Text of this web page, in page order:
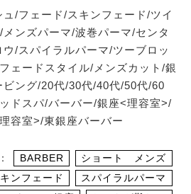
/フェード/スキンフェード/ツイ
ンズパーマ/波巻パーマ/センタ
/スパイラルパーマ/ツーブロッ
ェードスタイル/メンズカット/銀
ビング/20代/30代/40代/50代/60
ドスパ/バーバー/銀座<理容室>/
容室>/東銀座バーバー
BARBER
ショート メンズ
ンフェード
スパイラルパーマ